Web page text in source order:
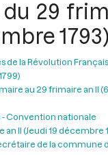
du 29
1793)
de la Révolution
au 29 frimaire an II
Convention nationale
II (Jeudi 19 décembre
de la commune